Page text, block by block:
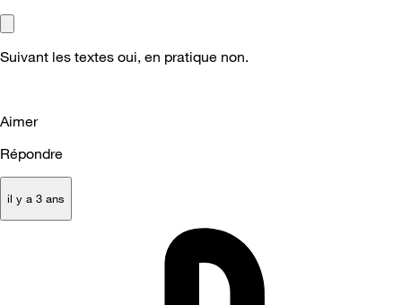
Suivant les textes oui, en pratique non.
Aimer
Répondre
il y a 3 ans